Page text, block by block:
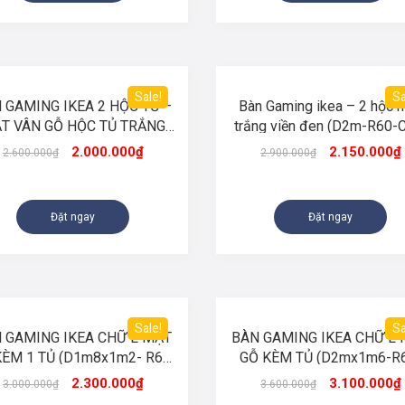
Sale!
GAMING IKEA 2 HỘC TỦ –
VÂN GỖ HỘC TỦ TRẮNG
(D1m6-R60cm-C75cm)
2.600.000₫ 2.000.000₫
Đặt ngay
Bàn Gaming ikea – 2 hộc
trắng viền đen (D2m-R60-
2.900.000₫ 2.150.000₫
Đặt ngay
Sale!
GAMING IKEA CHỮ L MẶT
1 TỦ (D1m8x1m2- R60-
C75)
3.000.000₫ 2.300.000₫
BÀN GAMING IKEA CHỮ L
GỖ KÈM TỦ (D2mx1m6-
C75) – Có thanh xà dưới mặt
3.600.000₫ 3.100.000₫